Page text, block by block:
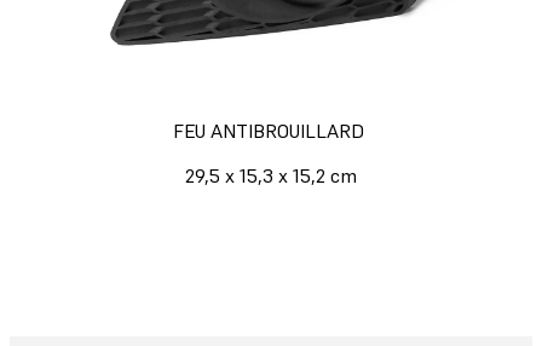
FEU ANTIBROUILLARD
29,5 x 15,3 x 15,2 cm